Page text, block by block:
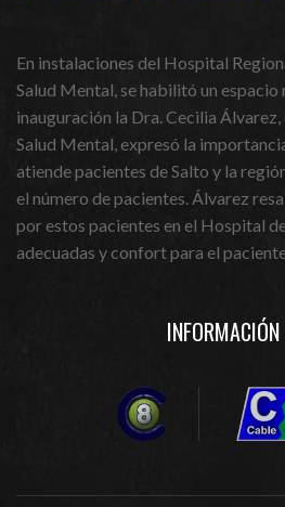
En instalaciones del Hospital
Salud Mental, se habilitó un espacio
inauguración la Dra. Cecilia
Salud Mental, expresó la
atiende pacientes de Salto y la
el número de pacientes. Álvarez
por estos pacientes en el Hospital
adecuadas y confort para el